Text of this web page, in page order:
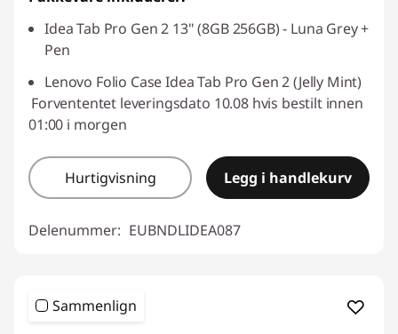
Idea Tab Pro Gen 2 13" (8GB 256GB) - Luna Grey +
Pen
Lenovo Folio Case Idea Tab Pro Gen 2 (Jelly Mint)
Forvententet leveringsdato 10.08 hvis bestilt innen
01:00 i morgen
Hurtigvisning Legg i handlekurv
Delenummer: EUBNDLIDEA087
Sammenlign